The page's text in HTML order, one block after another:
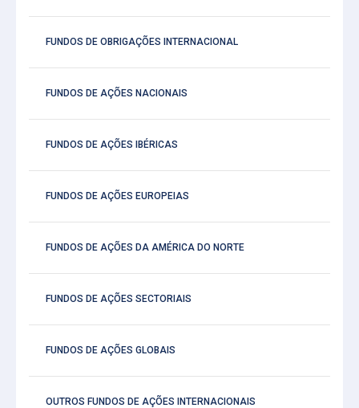
FUNDOS DE OBRIGAÇÕES INTERNACIONAL
FUNDOS DE AÇÕES NACIONAIS
FUNDOS DE AÇÕES IBÉRICAS
FUNDOS DE AÇÕES EUROPEIAS
FUNDOS DE AÇÕES DA AMÉRICA DO NORTE
FUNDOS DE AÇÕES SECTORIAIS
FUNDOS DE AÇÕES GLOBAIS
OUTROS FUNDOS DE AÇÕES INTERNACIONAIS